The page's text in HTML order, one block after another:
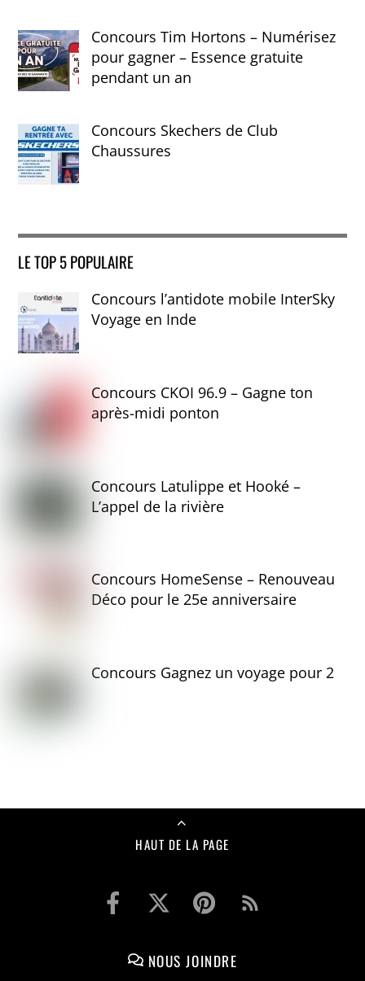
Concours Tim Hortons – Numérisez
pour gagner – Essence gratuite
pendant un an
Concours Skechers de Club
Chaussures
LE TOP 5 POPULAIRE
Concours l’antidote mobile InterSky
Voyage en Inde
Concours CKOI 96.9 – Gagne ton
après-midi ponton
Concours Latulippe et Hooké –
L’appel de la rivière
Concours HomeSense – Renouveau
Déco pour le 25e anniversaire
Concours Gagnez un voyage pour 2
HAUT DE LA PAGE
NOUS JOINDRE